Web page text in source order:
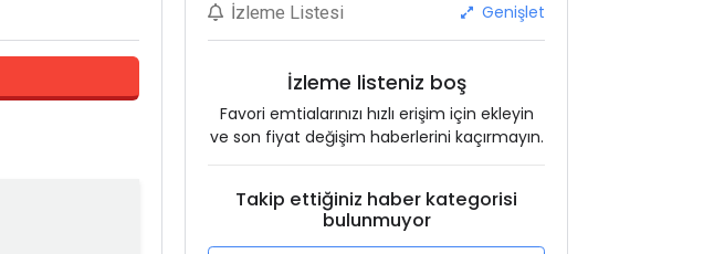
İzleme Listesi Genişlet
İzleme listeniz boş
Favori emtialarınızı hızlı erişim için ekleyin
ve son fiyat değişim haberlerini kaçırmayın.
Takip ettiğiniz haber kategorisi
bulunmuyor